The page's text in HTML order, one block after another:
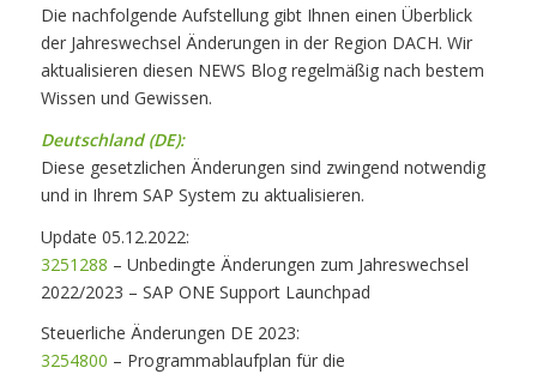
Die nachfolgende Aufstellung gibt Ihnen einen Überblick
der Jahreswechsel Änderungen in der Region DACH. Wir
aktualisieren diesen NEWS Blog regelmäßig nach bestem
Wissen und Gewissen.
Deutschland (DE):
Diese gesetzlichen Änderungen sind zwingend notwendig
und in Ihrem SAP System zu aktualisieren.
Update 05.12.2022:
3251288 – Unbedingte Änderungen zum Jahreswechsel
2022/2023 – SAP ONE Support Launchpad
Steuerliche Änderungen DE 2023:
3254800 – Programmablaufplan für die